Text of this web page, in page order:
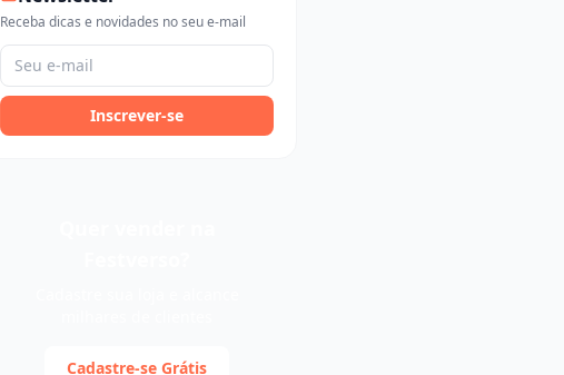
Receba dicas e novidades no seu e-mail
Inscrever-se
Cadastre-se Grátis